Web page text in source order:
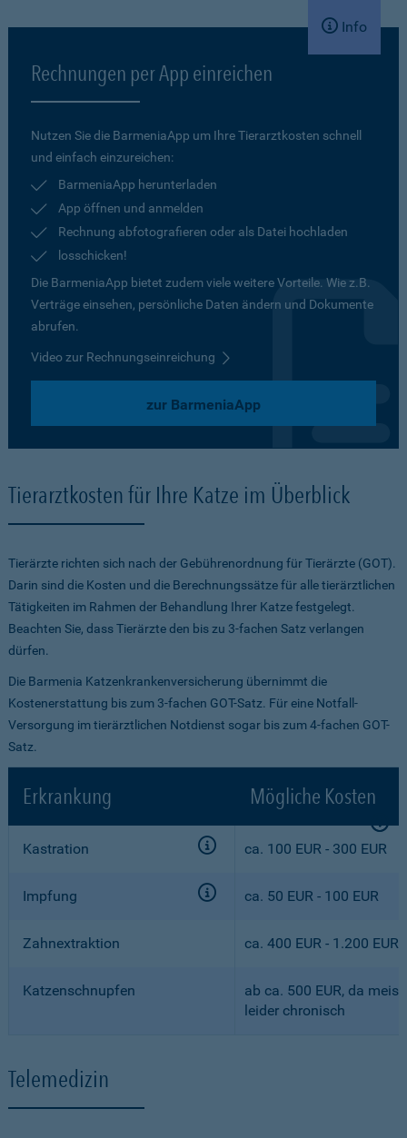
Info
Rechnungen per App einreichen
Nutzen Sie die BarmeniaApp um Ihre Tierarztkosten schnell
und einfach einzureichen:
BarmeniaApp herunterladen
App öffnen und anmelden
Rechnung abfotografieren oder als Datei hochladen
losschicken!
Die BarmeniaApp bietet zudem viele weitere Vorteile. Wie z.B.
Verträge einsehen, persönliche Daten ändern und Dokumente
abrufen.
Video zur Rechnungseinreichung
zur BarmeniaApp
Tierarztkosten für Ihre Katze im Überblick
Tierärzte richten sich nach der Gebührenordnung für Tierärzte (GOT).
Darin sind die Kosten und die Berechnungssätze für alle tierärztlichen
Tätigkeiten im Rahmen der Behandlung Ihrer Katze festgelegt.
Beachten Sie, dass Tierärzte den bis zu 3-fachen Satz verlangen
dürfen.
Die Barmenia Katzenkrankenversicherung übernimmt die
Kostenerstattung bis zum 3-fachen GOT-Satz. Für eine Notfall-
Versorgung im tierärztlichen Notdienst sogar bis zum 4-fachen GOT-
Satz.
Erkrankung Mögliche Kosten
Kastration ca. 100 EUR - 300 EUR
Impfung ca. 50 EUR - 100 EUR
Zahnextraktion ca. 400 EUR - 1.200 EUR
Katzenschnupfen
ab ca. 500 EUR, da
leider chronisch
Telemedizin